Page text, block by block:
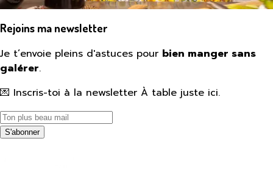
Rejoins ma newsletter
Je t’envoie pleins d'astuces pour bien manger sans
galérer.
💌 Inscris-toi à la newsletter À table juste ici.
S'abonner